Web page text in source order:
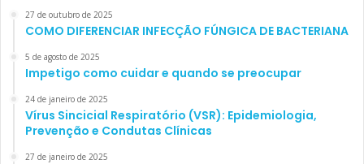
27 de outubro de 2025
COMO DIFERENCIAR INFECÇÃO FÚNGICA DE BACTERIANA
5 de agosto de 2025
Impetigo como cuidar e quando se preocupar
24 de janeiro de 2025
Vírus Sincicial Respiratório (VSR): Epidemiologia,
Prevenção e Condutas Clínicas
27 de janeiro de 2025